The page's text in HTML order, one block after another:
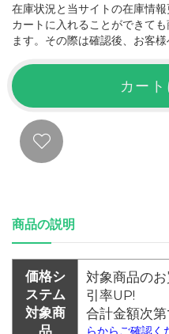
在庫状況と当サイトの在庫情
カートに入れることができて
ます。その際は確認後、お客様
カー
商品の説明
価格シ
ステム
対象商
品
対象商品の
引率UP!
合計金額次
らからご確認く